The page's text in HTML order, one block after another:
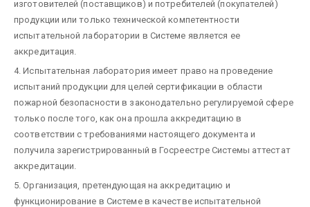
изготовителей (поставщиков) и потребителей (покупателей)
продукции или только технической компетентности
испытательной лаборатории в Системе является ее
аккредитация.
4. Испытательная лаборатория имеет право на проведение
испытаний продукции для целей сертификации в области
пожарной безопасности в законодательно регулируемой сфере
только после того, как она прошла аккредитацию в
соответствии с требованиями настоящего документа и
получила зарегистрированный в Госреестре Системы аттестат
аккредитации.
5. Организация, претендующая на аккредитацию и
функционирование в Системе в качестве испытательной